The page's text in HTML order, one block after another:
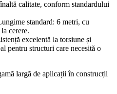
calitate, conform standardului
standard: 6 metri, cu
cerere.
excelentă la torsiune și
pentru structuri care necesită o
largă de aplicații în construcții